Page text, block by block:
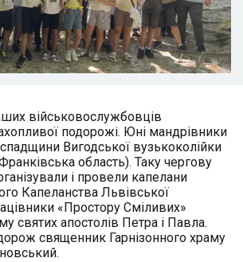
військовослужбовців
подорожі. Юні мандрівники
Вигодської вузькоколійки
область). Таку чергову
і провели капелани
Капеланства Львівської
«Простору Сміливих»
святих апостолів Петра і Павла.
священник Гарнізонного храму